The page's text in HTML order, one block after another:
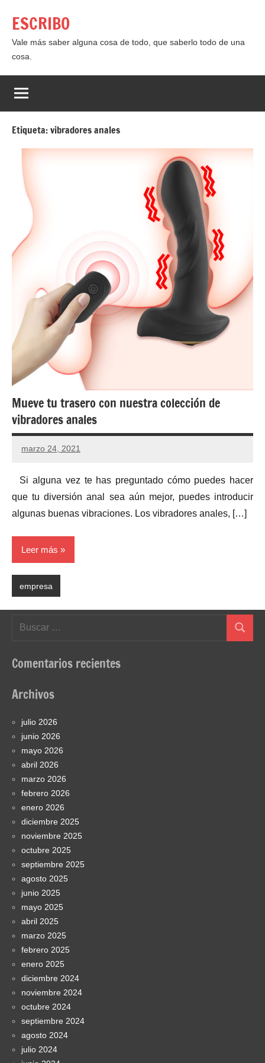
contenido
ESCRIBO
Vale más saber alguna cosa de todo, que saberlo todo de una
cosa.
Etiqueta:vibradores anales
Mueve tu trasero con nuestra colección de
vibradores anales
marzo 24, 2021
Si alguna vez te has preguntado cómo puedes hacer
que tu diversión anal sea aún mejor, puedes introducir
algunas buenas vibraciones. Los vibradores anales, […]
Leer más
empresa
Buscar
Comentarios recientes
Archivos
julio 2026
junio 2026
mayo 2026
abril 2026
marzo 2026
febrero 2026
enero 2026
diciembre 2025
noviembre 2025
octubre 2025
septiembre 2025
agosto 2025
junio 2025
mayo 2025
abril 2025
marzo 2025
febrero 2025
enero 2025
diciembre 2024
noviembre 2024
octubre 2024
septiembre 2024
agosto 2024
julio 2024